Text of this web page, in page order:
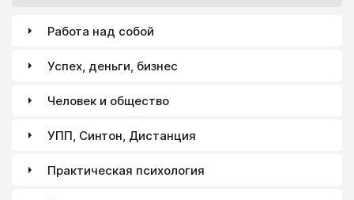
Работа над собой
Успех, деньги, бизнес
Человек и общество
УПП, Синтон, Дистанция
Практическая психология